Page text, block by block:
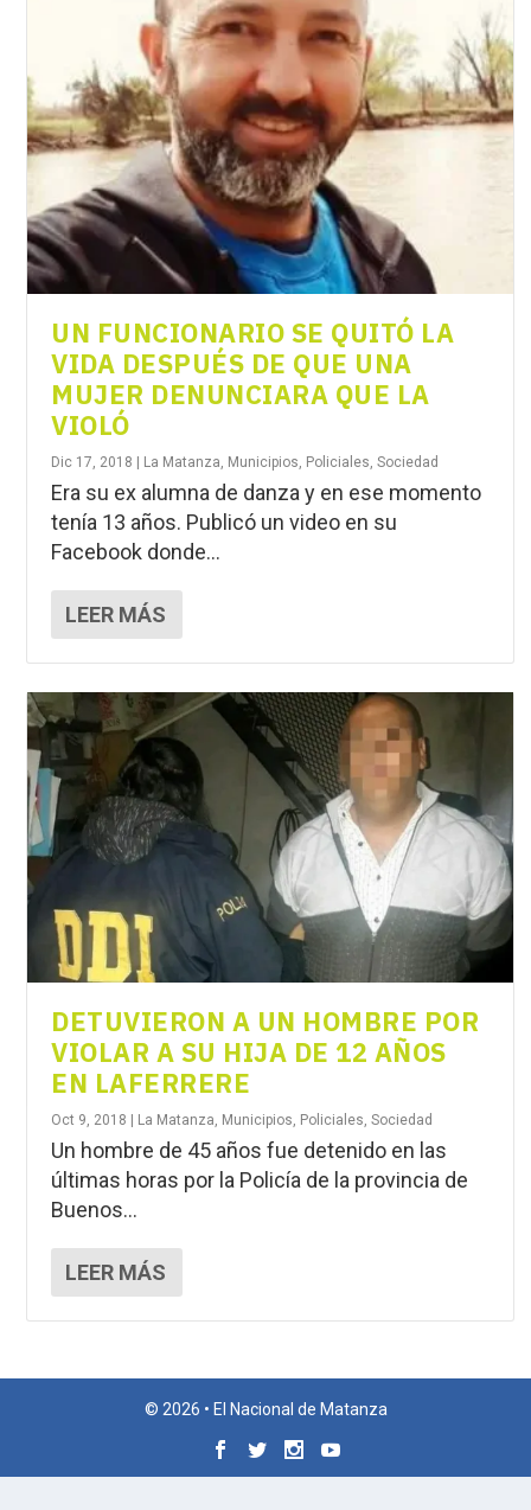
UN FUNCIONARIO SE QUITÓ LA
VIDA DESPUÉS DE QUE UNA
MUJER DENUNCIARA QUE LA
VIOLÓ
Dic 17, 2018 La Matanza, Municipios, Policiales,Sociedad
Era su ex alumna de danza y en ese momento
tenía 13 años. Publicó un video en su
Facebook donde...
LEER MÁS
DETUVIERON A UN HOMBRE POR
VIOLAR A SU HIJA DE 12 AÑOS
EN LAFERRERE
Oct 9, 2018 La Matanza, Municipios, Policiales,Sociedad
Un hombre de 45 años fue detenido en las
últimas horas por la Policía de la provincia de
Buenos...
LEER MÁS
© 2026 • El Nacional de Matanza